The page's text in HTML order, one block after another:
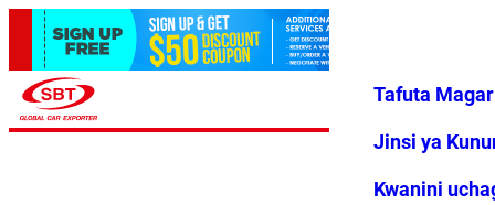
Vipendwa
Menyu
Tafuta
Jinsi ya
Kwanini